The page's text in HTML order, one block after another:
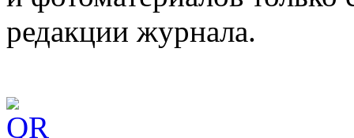
редакции журнала.